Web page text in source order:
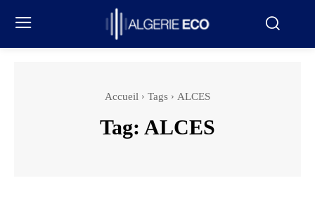
Accueil Tags ALCES
Tag: ALCES